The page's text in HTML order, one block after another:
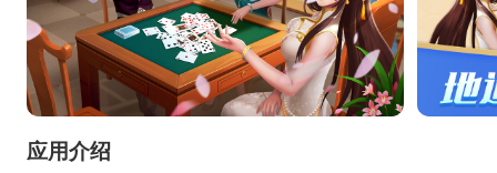
应用介绍